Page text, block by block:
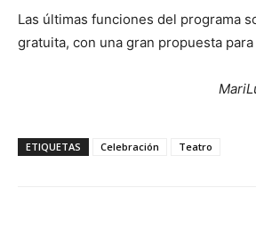
Las últimas funciones del programa
gratuita, con una gran propuesta
ETIQUETAS Celebración Teatro